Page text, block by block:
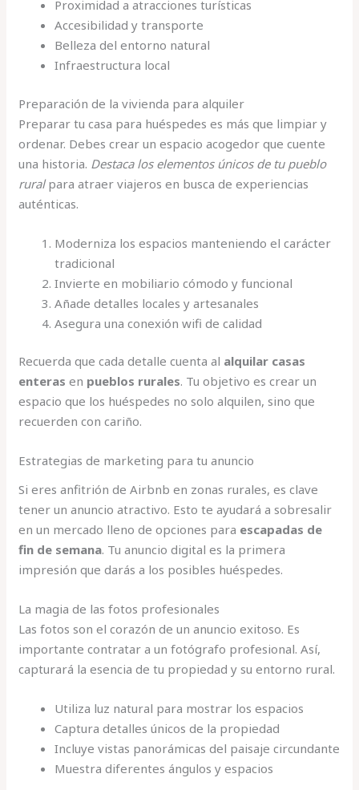
Proximidad a atracciones turísticas
Accesibilidad y transporte
Belleza del entorno natural
Infraestructura local
Preparación de la vivienda para alquiler
Preparar tu casa para huéspedes es más que limpiar y
ordenar. Debes crear un espacio acogedor que cuente
una historia. Destaca los elementos únicos de tu pueblo
ruralpara atraer viajeros en busca de experiencias
auténticas.
Moderniza los espacios manteniendo el carácter
tradicional
Invierte en mobiliario cómodo y funcional
Añade detalles locales y artesanales
Asegura una conexión wifi de calidad
Recuerda que cada detalle cuenta al alquilar casas
enteras en pueblos rurales. Tu objetivo es crear un
espacio que los huéspedes no solo alquilen, sino que
recuerden con cariño.
Estrategias de marketing para tu anuncio
Si eres anfitrión de Airbnb en zonas rurales, es clave
tener un anuncio atractivo. Esto te ayudará a sobresalir
en un mercado lleno de opciones para escapadas de
fin de semana. Tu anuncio digital es la primera
impresión que darás a los posibles huéspedes.
La magia de las fotos profesionales
Las fotos son el corazón de un anuncio exitoso. Es
importante contratar a un fotógrafo profesional. Así,
capturará la esencia de tu propiedad y su entorno rural.
Utiliza luz natural para mostrar los espacios
Captura detalles únicos de la propiedad
Incluye vistas panorámicas del paisaje circundante
Muestra diferentes ángulos y espacios